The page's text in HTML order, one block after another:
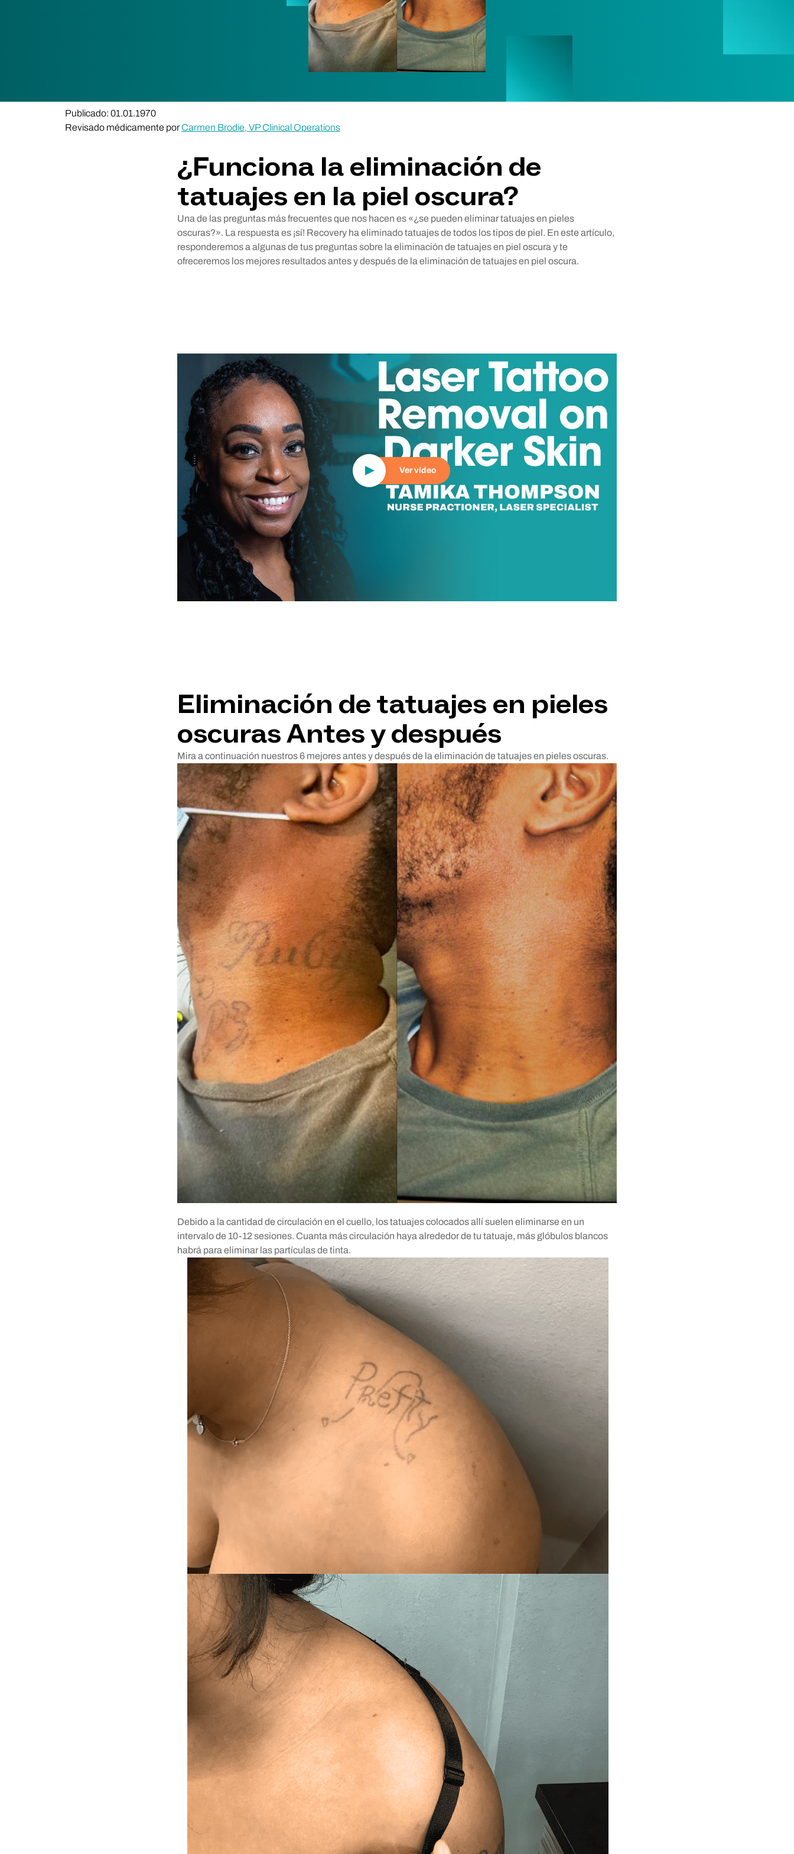
Publicado: 01.01.1970
Revisado médicamente porCarmen Brodie, VP Clinical Operations
¿Funciona la eliminación de
tatuajes en la piel oscura?
Una de las preguntas más frecuentes que nos hacen es «¿se pueden eliminar tatuajes en pieles
oscuras?». La respuesta es ¡sí! Recovery ha eliminado tatuajes de todos los tipos de piel. En este artículo,
responderemos a algunas de tus preguntas sobre la eliminación de tatuajes en piel oscura y te
ofreceremos los mejores resultados antes y después de la eliminación de tatuajes en piel oscura.
Ver vídeo
Eliminación de tatuajes en pieles
oscuras Antes y después
Mira a continuación nuestros 6 mejores antes y después de la eliminación de tatuajes en pieles oscuras.
Debido a la cantidad de circulación en el cuello, los tatuajes colocados allí suelen eliminarse en un
intervalo de 10-12 sesiones. Cuanta más circulación haya alrededor de tu tatuaje, más glóbulos blancos
habrá para eliminar las partículas de tinta.